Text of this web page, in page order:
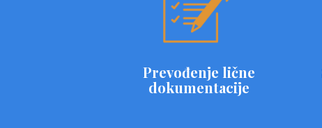
Prevođenje lične
dokumentacije